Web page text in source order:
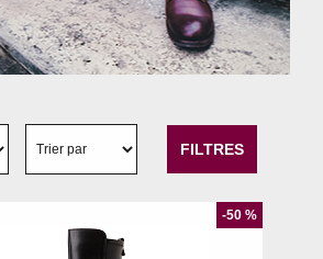
FILTRES
-50 %